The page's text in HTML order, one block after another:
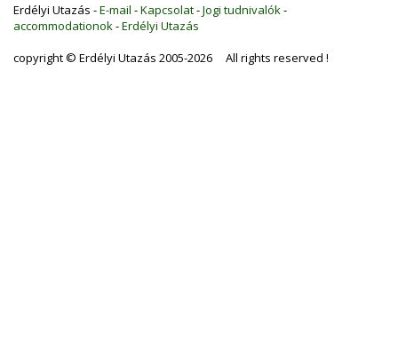
Erdélyi Utazás -E-mail -Kapcsolat-Jogi tudnivalók -
accommodationok -Erdélyi Utazás
copyright © Erdélyi Utazás 2005-2026 All rights reserved !